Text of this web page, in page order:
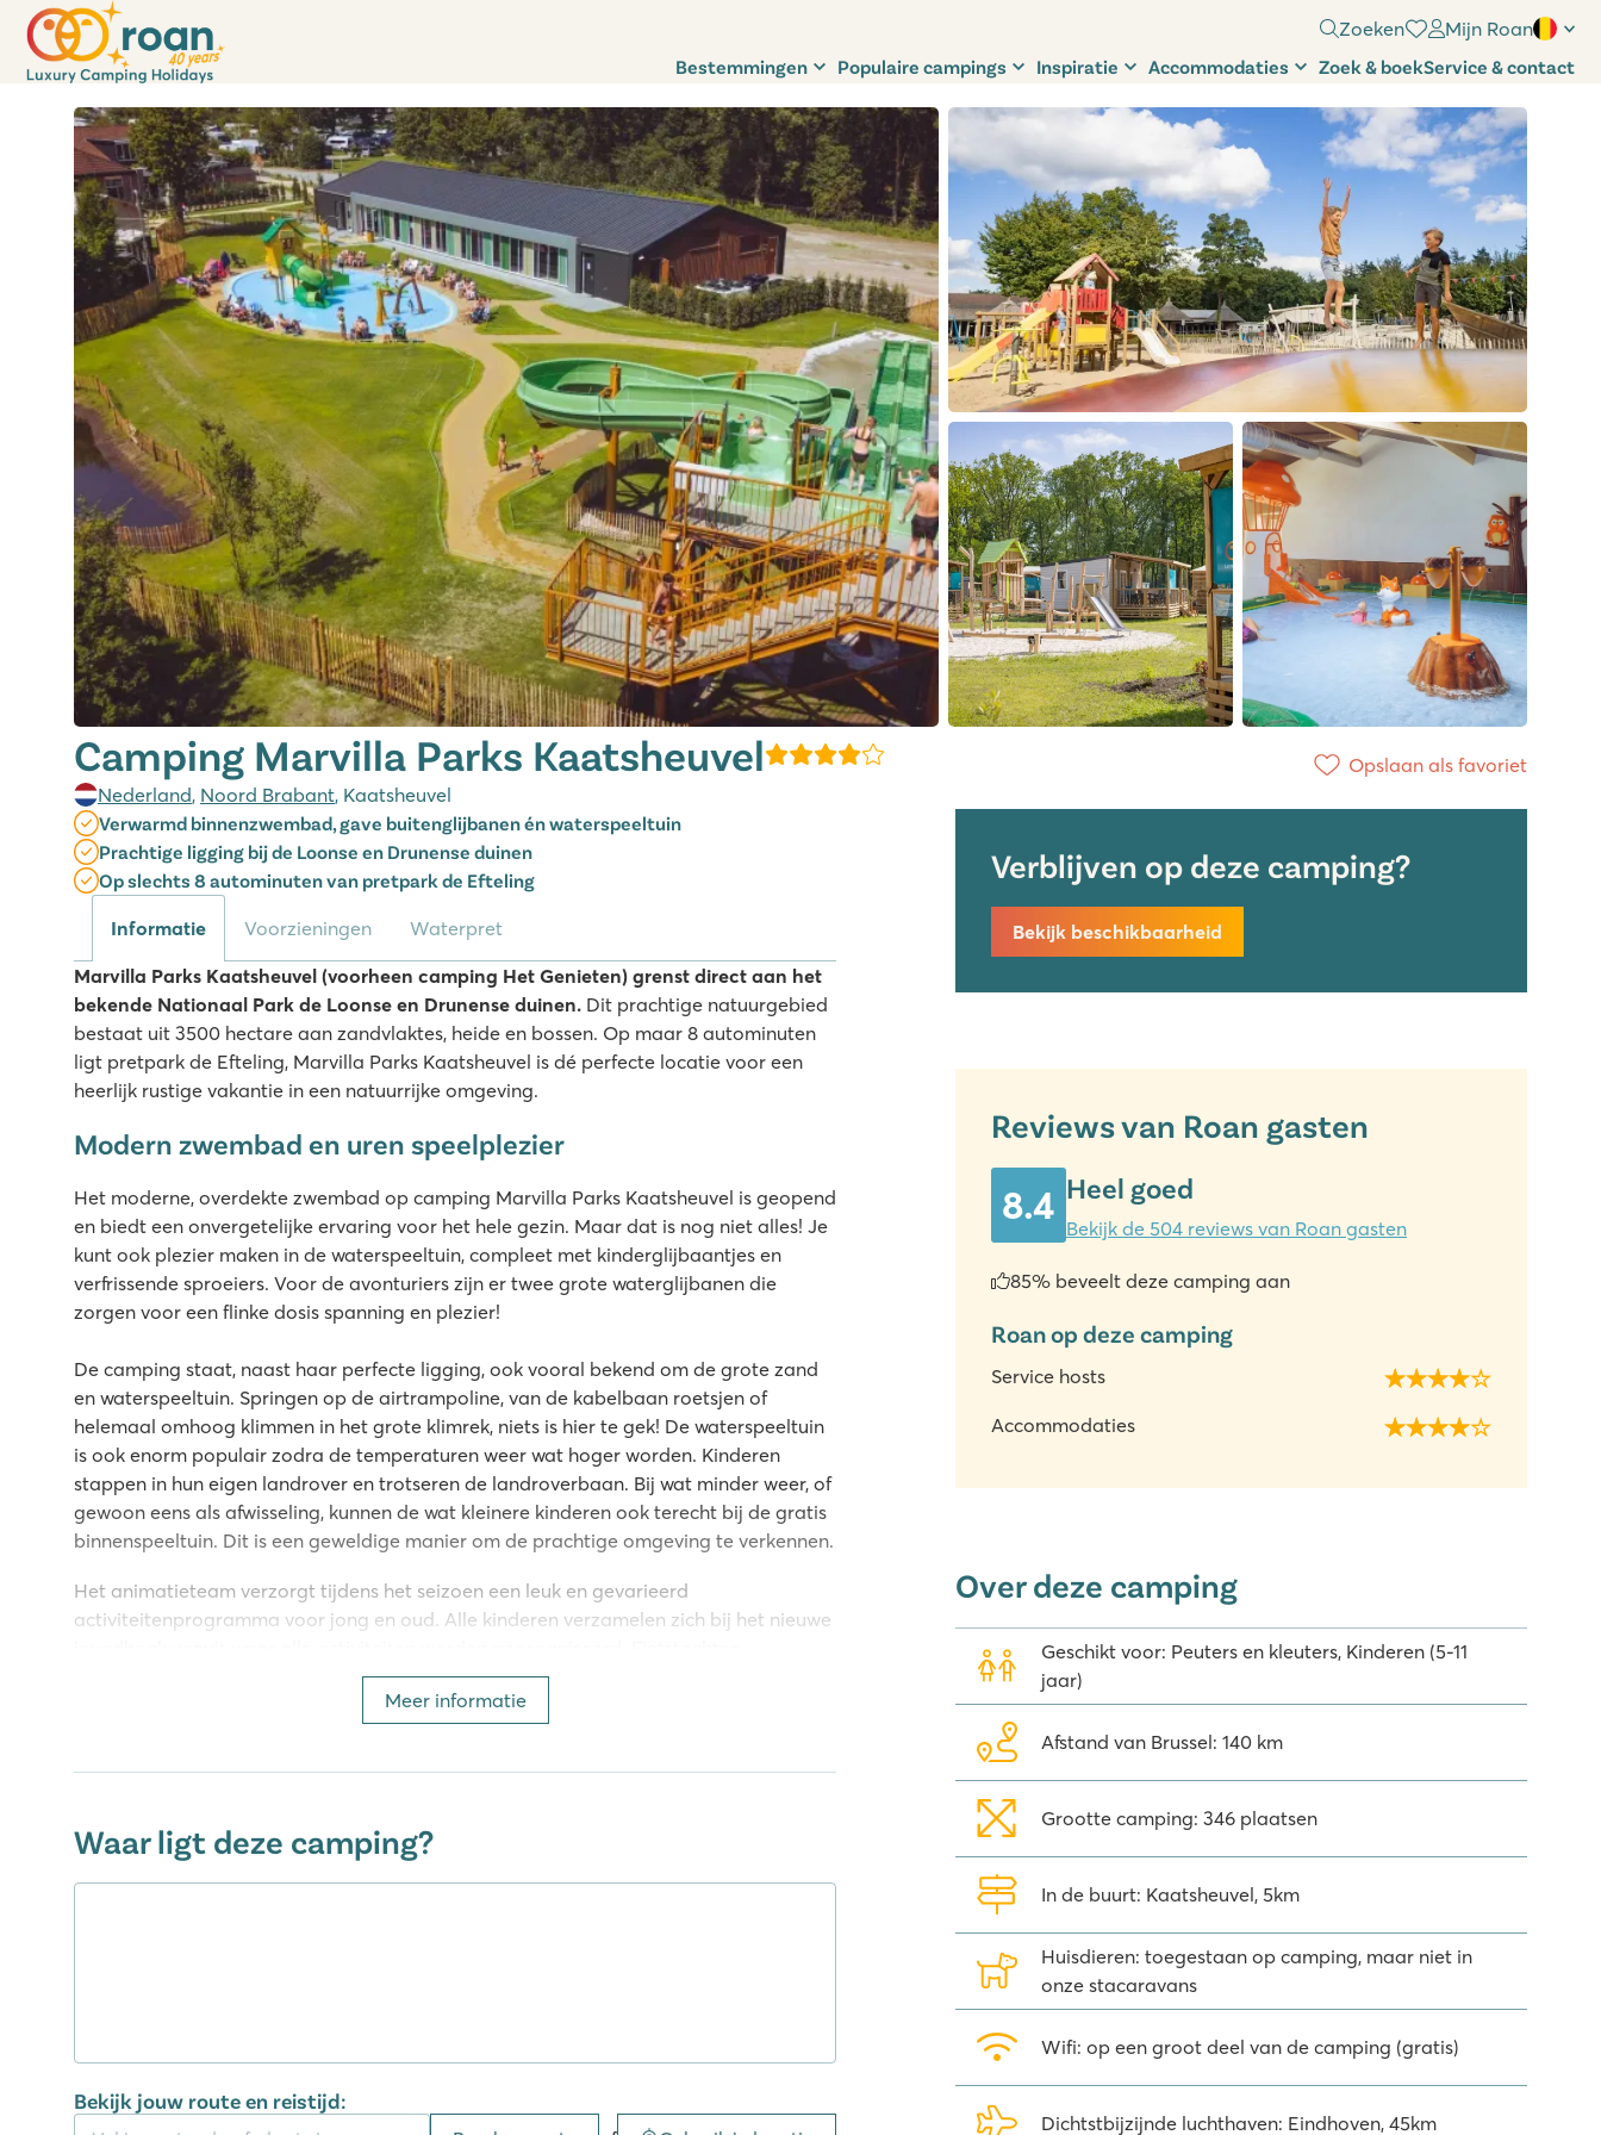
Zoeken Mijn Roan
Bestemmingen Populaire campings Inspiratie Accommodaties Zoek & boekService & contact
Camping Marvilla Parks Kaatsheuvel
Nederland, Noord Brabant, Kaatsheuvel
Opslaan als favoriet
Verblijven op deze camping?
Bekijk beschikbaarheid
Reviews van Roan gasten
8.4 Heel goed
Bekijk de 504 reviews van Roan gasten
85% beveelt deze camping aan
Roan op deze camping
Service hosts
Accommodaties
Verwarmd binnenzwembad, gave buitenglijbanen én waterspeeltuin
Prachtige ligging bij de Loonse en Drunense duinen
Op slechts 8 autominuten van pretpark de Efteling
Informatie Voorzieningen
Waterpret
Marvilla Parks Kaatsheuvel (voorheen camping Het Genieten) grenst direct aan het
bekende Nationaal Park de Loonse en Drunense duinen. Dit prachtige natuurgebied
bestaat uit 3500 hectare aan zandvlaktes, heide en bossen. Op maar 8 autominuten
ligt pretpark de Efteling, Marvilla Parks Kaatsheuvel is dé perfecte locatie voor een
heerlijk rustige vakantie in een natuurrijke omgeving.
Modern zwembad en uren speelplezier
Het moderne, overdekte zwembad op camping Marvilla Parks Kaatsheuvel is geopend
en biedt een onvergetelijke ervaring voor het hele gezin. Maar dat is nog niet alles! Je
kunt ook plezier maken in de waterspeeltuin, compleet met kinderglijbaantjes en
verfrissende sproeiers. Voor de avonturiers zijn er twee grote waterglijbanen die
zorgen voor een flinke dosis spanning en plezier!
De camping staat, naast haar perfecte ligging, ook vooral bekend om de grote zand
en waterspeeltuin. Springen op de airtrampoline, van de kabelbaan roetsjen of
helemaal omhoog klimmen in het grote klimrek, niets is hier te gek! De waterspeeltuin
is ook enorm populair zodra de temperaturen weer wat hoger worden. Kinderen
stappen in hun eigen landrover en trotseren de landroverbaan. Bij wat minder weer, of
gewoon eens als afwisseling, kunnen de wat kleinere kinderen ook terecht bij de gratis
binnenspeeltuin. Dit is een geweldige manier om de prachtige omgeving te verkennen.
Het animatieteam verzorgt tijdens het seizoen een leuk en gevarieerd
activiteitenprogramma voor jong en oud. Alle kinderen verzamelen zich bij het nieuwe
spooktochten of lekker knutselen. Kinderen zullen zich niet vervelen op Marvilla Parks
zodat kinderen hier veilig kunnen spelen! Wist je trouwens dat we zonnepanelen op de
Bourgondisch genieten
In de Brasserie weten ze wat genieten is! Je kunt hier terecht voor Brabantse
Meer informatie
Waar ligt deze camping?
Bekijk jouw route en reistijd:
Over deze camping
Geschikt voor: Peuters en kleuters, Kinderen (5-11
jaar)
Afstand van Brussel: 140 km
Grootte camping: 346 plaatsen
In de buurt: Kaatsheuvel, 5km
Huisdieren: toegestaan op camping, maar niet in
onze stacaravans
Wifi: op een groot deel van de camping (gratis)
Dichtstbijzijnde luchthaven: Eindhoven, 45km